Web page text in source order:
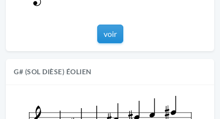
voir
G# (SOL DIÈSE) ÉOLIEN